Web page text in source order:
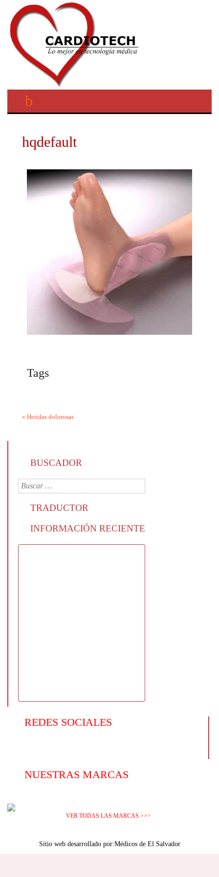
hqdefault
Tags
« Heridas dolorosas
BUSCADOR
TRADUCTOR
INFORMACIÓN RECIENTE
REDES SOCIALES
NUESTRAS MARCAS
VER TODAS LAS MARCAS >>>
Sitio web desarrollado por:Médicos de El Salvador